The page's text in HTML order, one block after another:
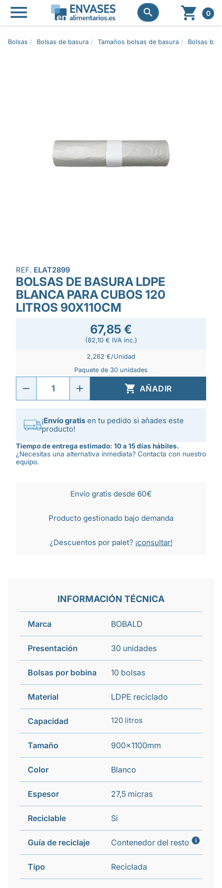
 
  0
Bolsas Bolsas de basura Tamaños bolsas de basura Bolsas
REF. ELAT2899
BOLSAS DE BASURA LDPE
BLANCA PARA CUBOS 120
LITROS 90X110CM
67,85 €
(82,10 € IVA inc.)
2,262 €/Unidad
Paquete de 30 unidades
 AÑADIR
¡Envío gratis en tu pedido si añades este
producto!
Tiempo de entrega estimado: 10 a 15 días hábiles.
¿Necesitas una alternativa inmediata? Contacta con nuestro
equipo.
Envío gratis desde 60€
Producto gestionado bajo demanda
¿Descuentos por palet? ¡consultar!
INFORMACIÓN TÉCNICA
Marca BOBALD
Presentación 30 unidades
Bolsas por bobina 10 bolsas
Material LDPE reciclado
Capacidad 120 litros
Tamaño 900x1100mm
Color Blanco
Espesor 27,5 micras
Reciclable Si
Guía de reciclaje Contenedor del resto i
Tipo Reciclada